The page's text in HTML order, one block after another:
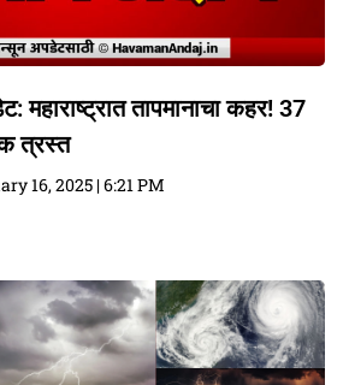
तापमानाचा कहर! 37
त्रस्त
16, 2025 6:21 PM